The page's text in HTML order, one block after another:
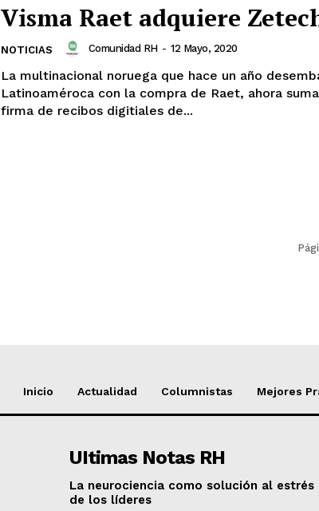
Visma Raet adquiere
NOTICIAS Comunidad RH - 12 Mayo, 2020
La multinacional noruega que hace un año
Latinoaméroca con la compra de Raet, ahora
firma de recibos digitiales de...
Inicio Actualidad Columnistas Mejores
UItimas Notas RH
La neurociencia como solución al estrés
de los líderes